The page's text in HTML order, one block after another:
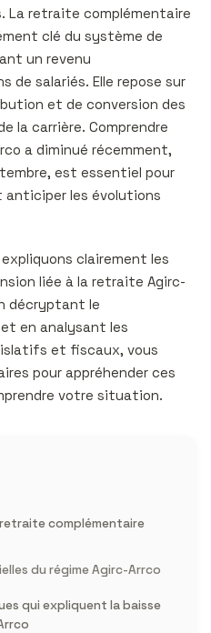
La retraite complémentaire
clé du système de
un revenu
de salariés. Elle repose sur
et de conversion des
la carrière. Comprendre
a diminué récemment,
est essentiel pour
anticiper les évolutions
clairement les
liée à la retraite Agirc-
décryptant le
en analysant les
et fiscaux, vous
pour appréhender ces
votre situation.
complémentaire
du régime Agirc-Arrco
qui expliquent la baisse